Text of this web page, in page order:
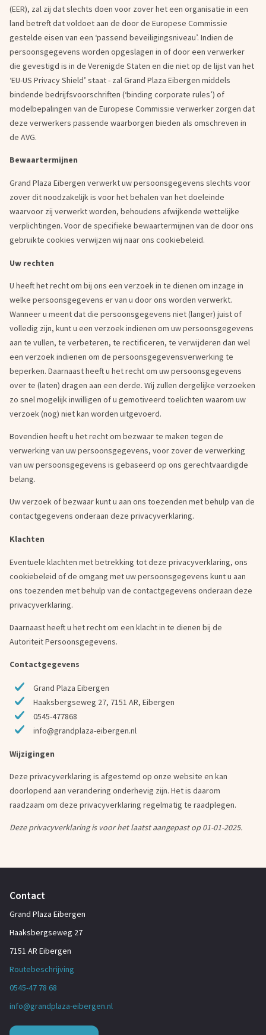
(EER), zal zij dat slechts doen voor zover het een organisatie in een
land betreft dat voldoet aan de door de Europese Commissie
gestelde eisen van een ‘passend beveiligingsniveau’. Indien de
persoonsgegevens worden opgeslagen in of door een verwerker
die gevestigd is in de Verenigde Staten en die niet op de lijst van het
‘EU-US Privacy Shield’ staat - zal Grand Plaza Eibergen middels
bindende bedrijfsvoorschriften (‘binding corporate rules’) of
modelbepalingen van de Europese Commissie verwerker zorgen dat
deze verwerkers passende waarborgen bieden als omschreven in
de AVG.
Bewaartermijnen
Grand Plaza Eibergen verwerkt uw persoonsgegevens slechts voor
zover dit noodzakelijk is voor het behalen van het doeleinde
waarvoor zij verwerkt worden, behoudens afwijkende wettelijke
verplichtingen. Voor de specifieke bewaartermijnen van de door ons
gebruikte cookies verwijzen wij naar ons cookiebeleid.
Uw rechten
U heeft het recht om bij ons een verzoek in te dienen om inzage in
welke persoonsgegevens er van u door ons worden verwerkt.
Wanneer u meent dat die persoonsgegevens niet (langer) juist of
volledig zijn, kunt u een verzoek indienen om uw persoonsgegevens
aan te vullen, te verbeteren, te rectificeren, te verwijderen dan wel
een verzoek indienen om de persoonsgegevensverwerking te
beperken. Daarnaast heeft u het recht om uw persoonsgegevens
over te (laten) dragen aan een derde. Wij zullen dergelijke verzoeken
zo snel mogelijk inwilligen of u gemotiveerd toelichten waarom uw
verzoek (nog) niet kan worden uitgevoerd.
Bovendien heeft u het recht om bezwaar te maken tegen de
verwerking van uw persoonsgegevens, voor zover de verwerking
van uw persoonsgegevens is gebaseerd op ons gerechtvaardigde
belang.
Uw verzoek of bezwaar kunt u aan ons toezenden met behulp van de
contactgegevens onderaan deze privacyverklaring.
Klachten
Eventuele klachten met betrekking tot deze privacyverklaring, ons
cookiebeleid of de omgang met uw persoonsgegevens kunt u aan
ons toezenden met behulp van de contactgegevens onderaan deze
privacyverklaring.
Daarnaast heeft u het recht om een klacht in te dienen bij de
Autoriteit Persoonsgegevens.
Contactgegevens
Grand Plaza Eibergen
Haaksbergseweg 27, 7151 AR, Eibergen
0545-477868
info@grandplaza-eibergen.nl
Wijzigingen
Deze privacyverklaring is afgestemd op onze website en kan
doorlopend aan verandering onderhevig zijn. Het is daarom
raadzaam om deze privacyverklaring regelmatig te raadplegen.
Deze privacyverklaring is voor het laatst aangepast op 01-01-2025.
Contact
Grand Plaza Eibergen
Haaksbergseweg 27
7151 AR Eibergen
Routebeschrijving
0545-47 78 68
info@grandplaza-eibergen.nl